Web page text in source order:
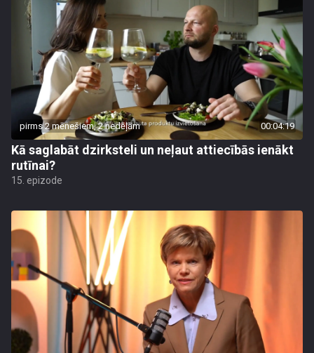
pirms 2 mēnešiem, 2 nedēļām 00:04:19
Kā saglabāt dzirksteli un neļaut attiecībās ienākt
rutīnai?
15. epizode